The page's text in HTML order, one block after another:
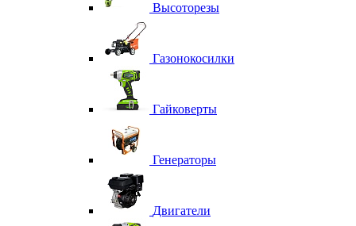
Высоторезы
Газонокосилки
Гайковерты
Генераторы
Двигатели